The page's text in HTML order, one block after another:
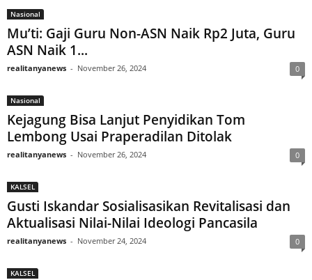
Nasional
Mu’ti: Gaji Guru Non-ASN Naik Rp2 Juta, Guru
ASN Naik 1...
realitanyanews - November 26, 2024 0
Nasional
Kejagung Bisa Lanjut Penyidikan Tom
Lembong Usai Praperadilan Ditolak
realitanyanews - November 26, 2024 0
KALSEL
Gusti Iskandar Sosialisasikan Revitalisasi dan
Aktualisasi Nilai-Nilai Ideologi Pancasila
realitanyanews - November 24, 2024 0
KALSEL